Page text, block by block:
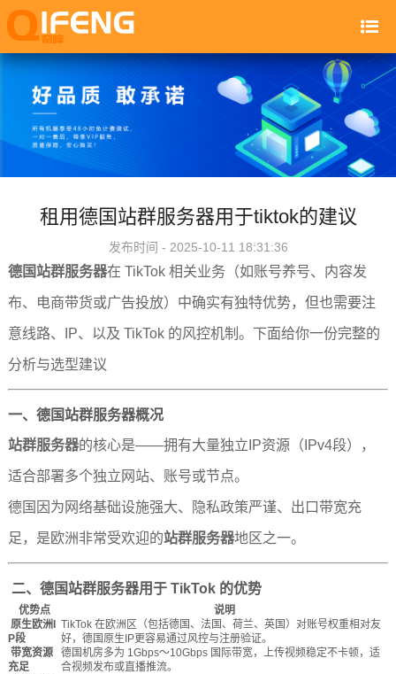
租用德国站群服务器用于tiktok的建议
发布时间 - 2025-10-11 18:31:36
德国站群服务器在 TikTok 相关业务（如账号养号、内容发
布、电商带货或广告投放）中确实有独特优势，但也需要注
意线路、IP、以及 TikTok 的风控机制。下面给你一份完整的
分析与选型建议
一、 德国站群服务器概况
站群服务器的核心是——拥有大量独立IP资源（IPv4段），
适合部署多个独立网站、账号或节点。
德国因为网络基础设施强大、隐私政策严谨、出口带宽充
足，是欧洲非常受欢迎的站群服务器地区之一。
二、 德国站群服务器用于 TikTok 的优势
优势点
说明
原生欧洲I
P段
TikTok 在欧洲区（包括德国、法国、荷兰、英国）对账号权重相对友
好，德国原生IP更容易通过风控与注册验证。
带宽资源
充足
德国机房多为 1Gbps～10Gbps 国际带宽，上传视频稳定不卡顿，适
合视频发布或直播推流。